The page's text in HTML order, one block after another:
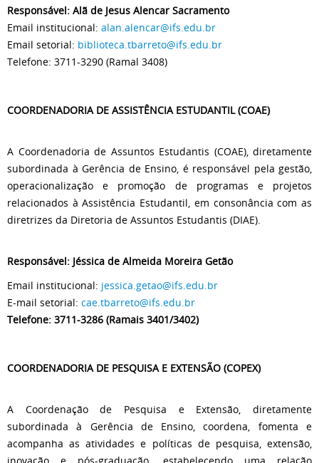
Responsável: Alã de Jesus Alencar Sacramento
Email institucional: alan.alencar@ifs.edu.br
Email setorial: biblioteca.tbarreto@ifs.edu.br
Telefone: 3711-3290 (Ramal 3408)
COORDENADORIA DE ASSISTÊNCIA ESTUDANTIL (COAE)
A Coordenadoria de Assuntos Estudantis (COAE), diretamente
subordinada à Gerência de Ensino, é responsável pela gestão,
operacionalização e promoção de programas e projetos
relacionados à Assistência Estudantil, em consonância com as
diretrizes da Diretoria de Assuntos Estudantis (DIAE).
Responsável: Jéssica de Almeida Moreira Getão
Email institucional: jessica.getao@ifs.edu.br
E-mail setorial: cae.tbarreto@ifs.edu.br
Telefone: 3711-3286 (Ramais 3401/3402)
COORDENADORIA DE PESQUISA E EXTENSÃO (COPEX)
A Coordenação de Pesquisa e Extensão, diretamente
subordinada à Gerência de Ensino, coordena, fomenta e
acompanha as atividades e políticas de pesquisa, extensão,